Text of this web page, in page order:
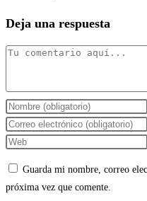
Deja una respuesta
Comentario
Introduce
tu
nombre
de
Introduce
tu
correo
Introduce
de
Guarda mi nombre, correo
próxima vez que comente.